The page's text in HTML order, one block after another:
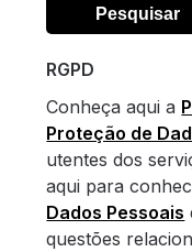
RGPD
Conheça aqui a
Proteção de
utentes dos
aqui para
Dados Pessoais
questões